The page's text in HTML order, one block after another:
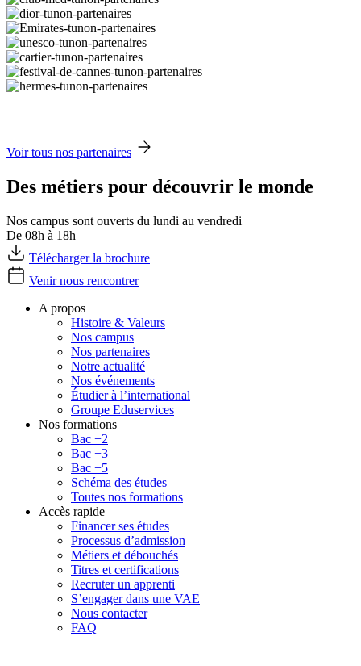
Voir tous nos partenaires
Des métiers pour découvrir le monde
Nos campus sont ouverts du lundi au vendredi
De 08h à 18h
Télécharger la brochure
Venir nous rencontrer
A propos
Histoire & Valeurs
Nos campus
Nos partenaires
Notre actualité
Nos événements
Étudier à l’international
Groupe Eduservices
Nos formations
Bac +2
Bac +3
Bac +5
Schéma des études
Toutes nos formations
Accès rapide
Financer ses études
Processus d’admission
Métiers et débouchés
Titres et certifications
Recruter un apprenti
S’engager dans une VAE
Nous contacter
FAQ